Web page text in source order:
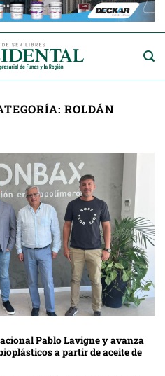
ROLDÁN
Pablo Lavigne y avanza
a partir de aceite de